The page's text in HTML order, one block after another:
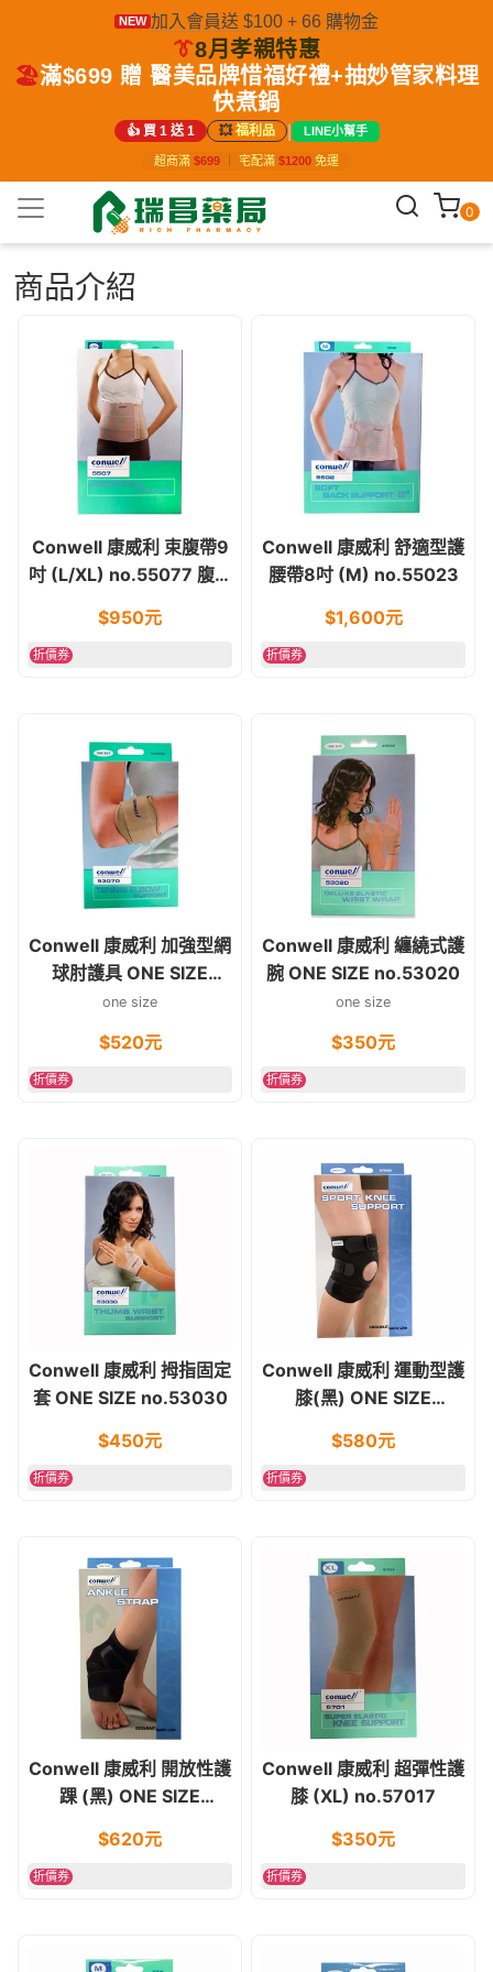
NEW 加入會員送 $100 + 66 購物金
👔8月孝親特惠
🏖️滿$699 贈 醫美品牌惜福好禮+抽妙管家料理
快煮鍋
👍 買 1 送 1 💥福利品 | LINE小幫手
超商滿 $699 宅配滿 $1200 免運
0
商品介紹
Conwell 康威利 束腹帶9
吋 (L/XL) no.55077 腹部
$950元
折價券
Conwell 康威利 舒適型護
腰帶8吋 (M) no.55023
$1,600元
折價券
Conwell 康威利 加強型網
球肘護具 ONE SIZE
no.53070
one size
$520元
折價券
Conwell 康威利 纏繞式護
腕 ONE SIZE no.53020
one size
$350元
折價券
Conwell 康威利 拇指固定
套 ONE SIZE no.53030
$450元
折價券
Conwell 康威利 運動型護
膝(黑) ONE SIZE
$580元
折價券
Conwell 康威利 開放性護
踝 (黑) ONE SIZE
$620元
折價券
Conwell 康威利 超彈性護
膝 (XL) no.57017
$350元
折價券